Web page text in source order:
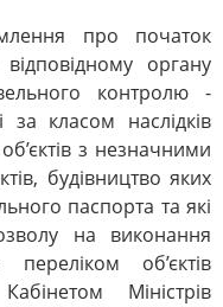
про початок
органу
контролю -
за класом наслідків
з незначними
будівництво яких
паспорта та які
на виконання
об’єктів
Міністрів